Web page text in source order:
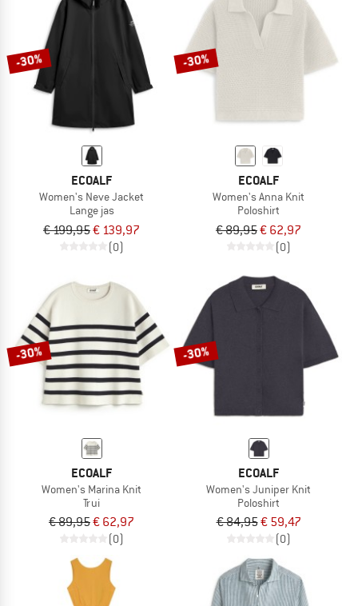
-30%
ECOALF
Women's Neve Jacket
Lange jas
€ 199,95€ 139,97
(0)
-30%
ECOALF
Women's Anna Knit
Poloshirt
€ 89,95€ 62,97
(0)
-30%
ECOALF
Women's Marina Knit
Trui
€ 89,95€ 62,97
(0)
-30%
ECOALF
Women's Juniper Knit
Poloshirt
€ 84,95€ 59,47
(0)